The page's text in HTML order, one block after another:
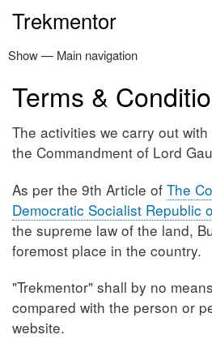
Trekmentor
Main
Show — Main navigation
නිවස
ත්‍රිපිටකය
නවතම ලිපි
අඳුරෙන් එළියට
කමල් වික්‍රමනායක
පරිත්‍යාග
විමසීම්
Terms &
The activities we carry out
the Commandment of Lord
As per the 9th Article of The
Democratic Socialist Republic
the supreme law of the land,
foremost place in the country.
"Trekmentor" shall by no
compared with the person or
website.